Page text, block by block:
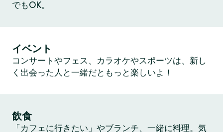
でもOK。
イベント
コンサートやフェス、カラオケやスポーツは、新し
く出会った人と一緒だともっと楽しいよ！
飲食
「カフェに行きたい」やブランチ、一緒に料理。気